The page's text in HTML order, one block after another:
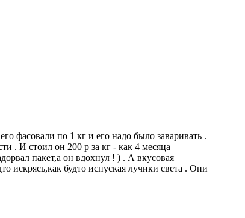
фасовали по 1 кг и его надо было заваривать .
. И стоил он 200 р за кг - как 4 месяца
пакет,а он вдохнул ! ) . А вкусовая
искрясь,как будто испуская лучики света . Они